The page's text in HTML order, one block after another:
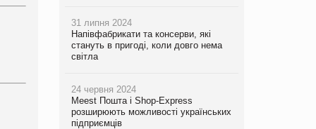
31 липня 2024
Напівфабрикати та консерви, які
стануть в пригоді, коли довго нема
світла
24 червня 2024
Meest Пошта і Shop-Express
розширюють можливості українських
підприємців